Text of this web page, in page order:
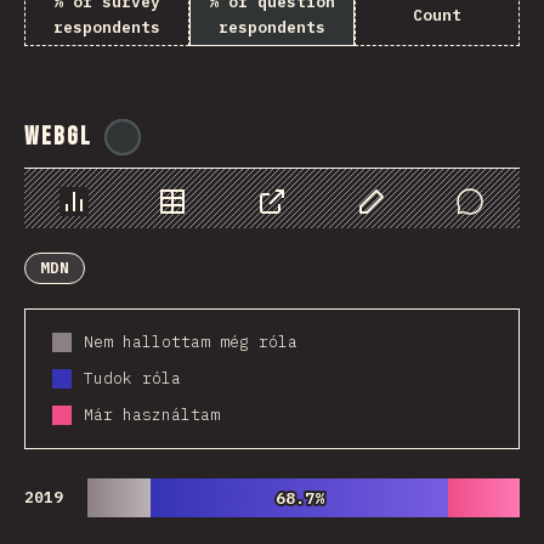
respondents
respondents
Count
WebGL
Diagramok Adatok MegosztásCustomize Data
Comments
MDN
Nem hallottam még róla
Tudok róla
Már használtam
2019 68.7%
68.7%